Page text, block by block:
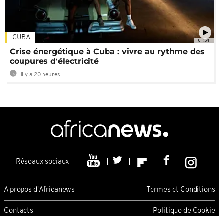
01:54
CUBA
Crise énergétique à Cuba : vivre au rythme des
coupures d'électricité
Il y a 20 heures
Réseaux sociaux
A propos d'Africanews Termes et Conditions
Contacts Politique de Cookie